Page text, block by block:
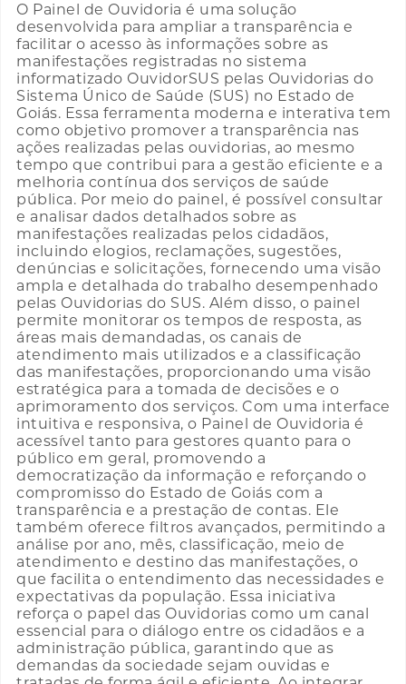
O Painel de Ouvidoria é uma solução
desenvolvida para ampliar a transparência e
facilitar o acesso às informações sobre as
manifestações registradas no sistema
informatizado OuvidorSUS pelas Ouvidorias do
Sistema Único de Saúde (SUS) no Estado de
Goiás. Essa ferramenta moderna e interativa tem
como objetivo promover a transparência nas
ações realizadas pelas ouvidorias, ao mesmo
tempo que contribui para a gestão eficiente e a
melhoria contínua dos serviços de saúde
pública. Por meio do painel, é possível consultar
e analisar dados detalhados sobre as
manifestações realizadas pelos cidadãos,
incluindo elogios, reclamações, sugestões,
denúncias e solicitações, fornecendo uma visão
ampla e detalhada do trabalho desempenhado
pelas Ouvidorias do SUS. Além disso, o painel
permite monitorar os tempos de resposta, as
áreas mais demandadas, os canais de
atendimento mais utilizados e a classificação
das manifestações, proporcionando uma visão
estratégica para a tomada de decisões e o
aprimoramento dos serviços. Com uma interface
intuitiva e responsiva, o Painel de Ouvidoria é
acessível tanto para gestores quanto para o
público em geral, promovendo a
democratização da informação e reforçando o
compromisso do Estado de Goiás com a
transparência e a prestação de contas. Ele
também oferece filtros avançados, permitindo a
análise por ano, mês, classificação, meio de
atendimento e destino das manifestações, o
que facilita o entendimento das necessidades e
expectativas da população. Essa iniciativa
reforça o papel das Ouvidorias como um canal
essencial para o diálogo entre os cidadãos e a
administração pública, garantindo que as
demandas da sociedade sejam ouvidas e